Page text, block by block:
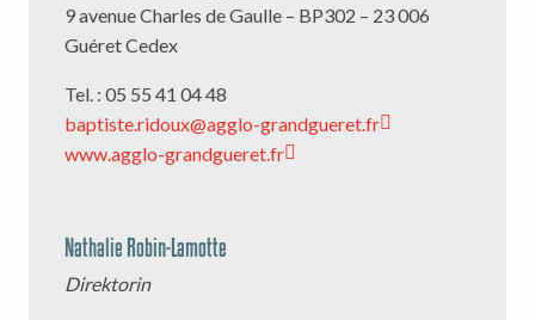
9 avenue Charles de Gaulle – BP302 – 23 006
Guéret Cedex
Tel. : 05 55 41 04 48
baptiste.ridoux@agglo-grandgueret.fr
www.agglo-grandgueret.fr
Nathalie Robin-Lamotte
Direktorin